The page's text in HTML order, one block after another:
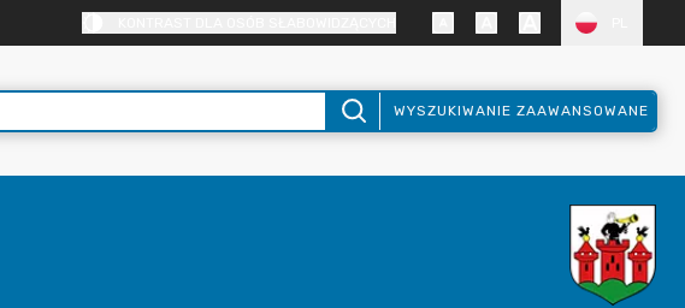
WYSZUKIWANIE ZAAWANSOWANE